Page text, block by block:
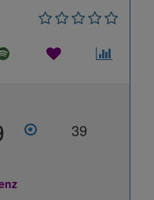
39